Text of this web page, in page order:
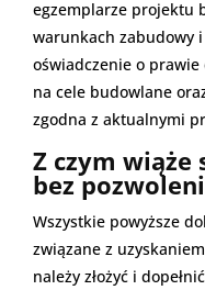
egzemplarze projektu
warunkach zabudowy
oświadczenie o
na cele budowlane
zgodna z aktualnymi
Z czym wiąże
bez
Wszystkie powyższe
związane z
należy złożyć i